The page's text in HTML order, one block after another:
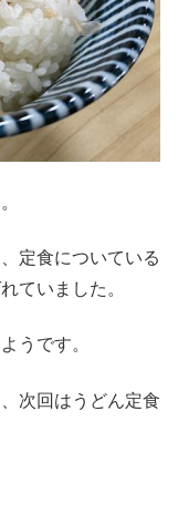
定食についている
ていました。
うです。
次回はうどん定食